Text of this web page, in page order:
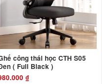
công thái học CTH S05
( Full Black )
₫